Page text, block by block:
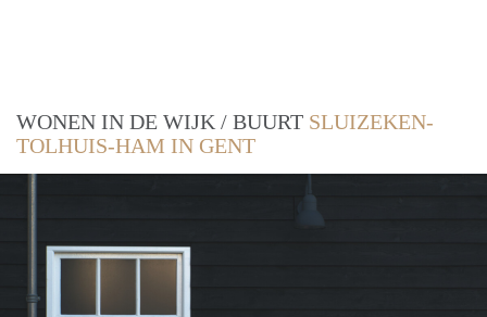
WONEN IN DE WIJK / BUURT SLUIZEKEN-
TOLHUIS-HAM IN GENT